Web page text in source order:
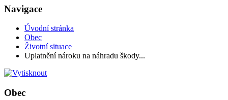
Navigace
Úvodní stránka
Obec
Životní situace
Uplatnění nároku na náhradu škody...
Obec